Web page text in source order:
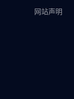
网站声明